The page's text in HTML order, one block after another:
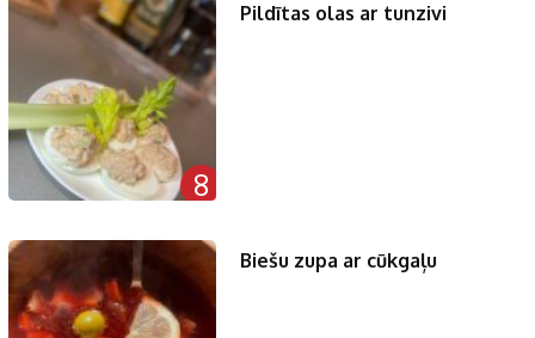
8
Pildītas olas ar tunzivi
Biešu zupa ar cūkgaļu